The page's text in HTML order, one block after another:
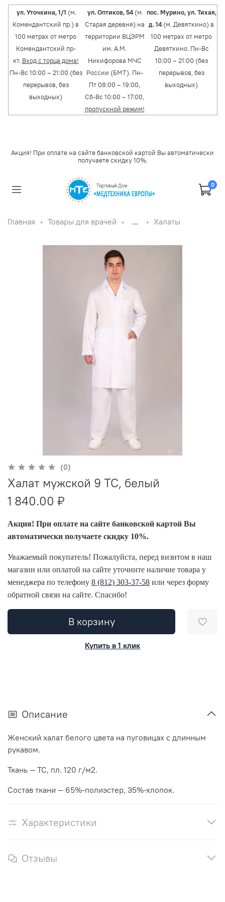
ул. Уточкина, 1/1 (м.
Комендантский пр.) в
100 метрах от метро
Комендантский пр-
кт. Вход с торца дома!
Пн-Вс 10:00 – 21:00 (без
перерывов, без
выходных)
ул. Оптиков, 54 (м.
Старая деревня) на
территории ВЦЭРМ
им. А.М.
Никифорова МЧС
России (БМТ). Пн-
Пт 08:00 – 19:00,
Сб-Вс 10:00 – 17:00,
пропускной режим!
пос. Мурино, ул. Тихая,
д. 14 (м. Девяткино) в
100 метрах от метро
Девяткино. Пн-Вс
10:00 – 21:00 (без
перерывов, без
выходных)
Акция! При оплате на сайте банковской картой Вы автоматически
получаете скидку 10%.
0
Главная Товары для врачей ... Халаты
(0)
Халат мужской 9 ТС, белый
1 840.00 ₽
Акция! При оплате на сайте банковской картой Вы
автоматически получаете скидку 10%.
Уважаемый покупатель! Пожалуйста, перед визитом в наш
магазин или оплатой на сайте уточните наличие товара у
менеджера по телефону 8 (812) 303-37-58 или через форму
обратной связи на сайте. Спасибо!
В корзину
Купить в 1 клик
Описание
Женский халат белого цвета на пуговицах с длинным
рукавом.
Ткань — TC, пл. 120 г/м2.
Состав ткани — 65%-полиэстер, 35%-хлопок.
Характеристики
Отзывы